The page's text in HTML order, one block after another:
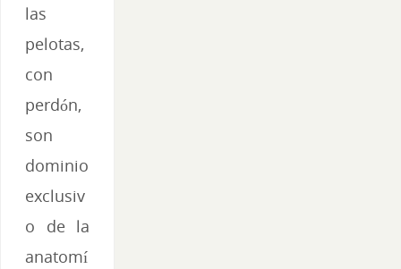
las
pelotas,
con
perdón,
son
dominio
exclusiv
o de la
anatomí